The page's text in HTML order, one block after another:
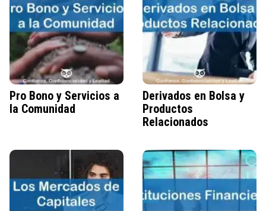
Pro Bono y Servicios a
la Comunidad
Derivados en Bolsa y
Productos
Relacionados